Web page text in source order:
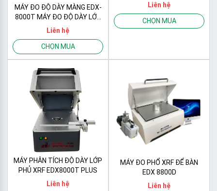
MÁY ĐO ĐỘ DÀY MÀNG EDX-
8000T MÁY ĐO ĐỘ DÀY LỚP
PHỦ /MÁY PHÂN TÍCH DUNG
DỊCH MẠ ĐIỆN
Liên hệ
CHỌN MUA
Liên hệ
CHỌN MUA
MÁY PHÂN TÍCH ĐỘ DÀY LỚP
PHỦ XRF EDX8000T PLUS
Liên hệ
MÁY ĐO PHỔ XRF ĐỂ BÀN
EDX 8800D
Liên hệ